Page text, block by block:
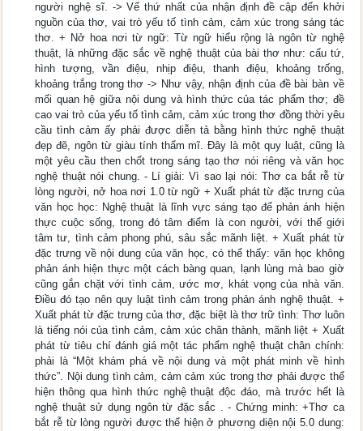
người nghệ sĩ. -> Vế thứ nhất của nhận định đề cập đến khởi
nguồn của thơ, vai trò yếu tố tình cảm, cảm xúc trong sáng tác
thơ. + Nở hoa nơi từ ngữ: Từ ngữ hiểu rộng là ngôn từ nghệ
thuật, là những đặc sắc về nghệ thuật của bài thơ như: cấu tứ,
hình tượng, vần điệu, nhịp điệu, thanh điệu, khoảng trống,
khoảng trắng trong thơ -> Như vậy, nhận định của đề bài bàn về
mối quan hệ giữa nội dung và hình thức của tác phẩm thơ; đề
cao vai trò của yếu tố tình cảm, cảm xúc trong thơ đồng thời yêu
cầu tình cảm ấy phải được diễn tả bằng hình thức nghệ thuật
đẹp đẽ, ngôn từ giàu tính thẩm mĩ. Đây là một quy luật, cũng là
một yêu cầu then chốt trong sáng tạo thơ nói riêng và văn học
nghệ thuật nói chung. - Lí giải: Vì sao lại nói: Thơ ca bắt rễ từ
lòng người, nở hoa nơi 1.0 từ ngữ + Xuất phát từ đặc trưng của
văn học học: Nghệ thuật là lĩnh vực sáng tạo để phản ánh hiện
thực cuộc sống, trong đó tâm điểm là con người, với thế giới
tâm tư, tình cảm phong phú, sâu sắc mãnh liệt. + Xuất phát từ
đặc trưng về nội dung của văn học, có thể thấy: văn học không
phản ánh hiện thực một cách bàng quan, lạnh lùng mà bao giờ
cũng gắn chặt với tình cảm, ước mơ, khát vọng của nhà văn.
Điều đó tạo nên quy luật tình cảm trong phản ánh nghệ thuật. +
Xuất phát từ đặc trưng của thơ, đặc biệt là thơ trữ tình: Thơ luôn
là tiếng nói của tình cảm, cảm xúc chân thành, mãnh liệt + Xuất
phát từ tiêu chí đánh giá một tác phẩm nghệ thuật chân chính:
phải là “Một khám phá về nội dung và một phát minh về hình
thức”. Nội dung tình cảm, cảm cảm xúc trong thơ phải được thể
hiện thông qua hình thức nghệ thuật độc đáo, mà trước hết là
nghệ thuật sử dụng ngôn từ đặc sắc . - Chứng minh: +Thơ ca
bắt rễ từ lòng người được thể hiện ở phương diện nội 5.0 dung: